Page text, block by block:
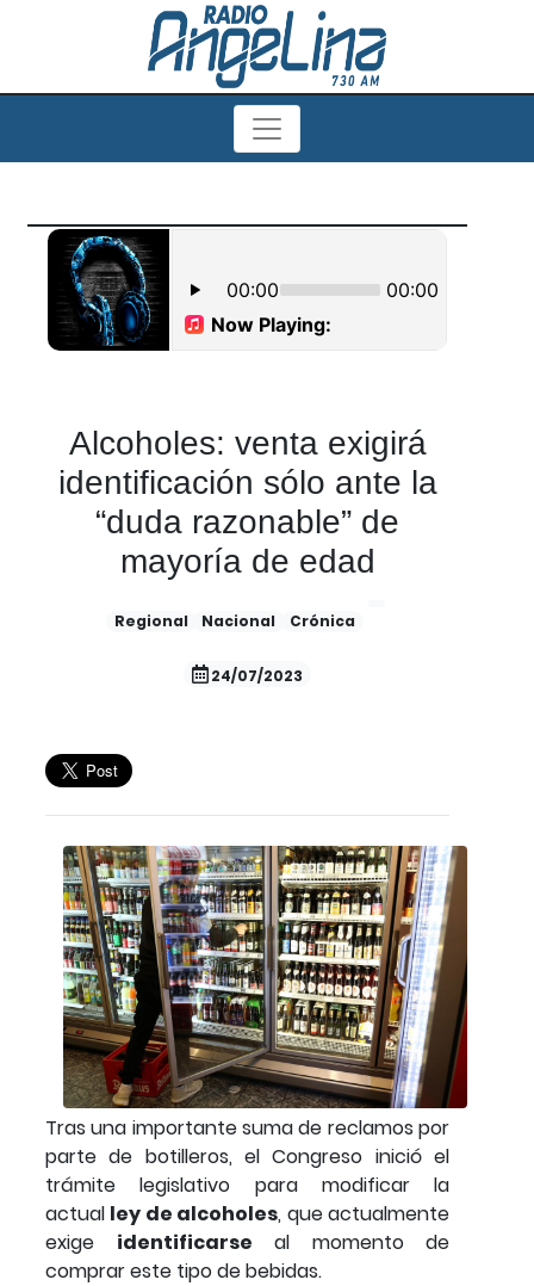
Alcoholes: venta exigirá
identificación sólo ante la
“duda razonable” de
mayoría de edad
Regional Nacional Crónica
24/07/2023
Tras una importante suma de reclamos por
parte de botilleros, el Congreso inició el
trámite legislativo para modificar la
actual ley de alcoholes, que actualmente
exige identificarse al momento de
comprar este tipo de bebidas.